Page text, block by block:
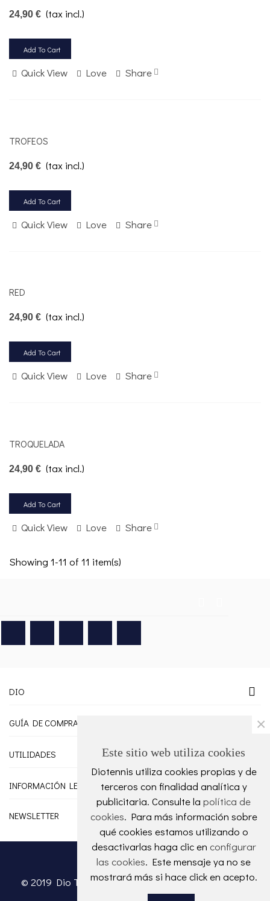
24,90 € (tax incl.)
Add To Cart
Quick View Love Share
TROFEOS
24,90 € (tax incl.)
Add To Cart
Quick View Love Share
RED
24,90 € (tax incl.)
Add To Cart
Quick View Love Share
TROQUELADA
24,90 € (tax incl.)
Add To Cart
Quick View Love Share
Showing 1-11 of 11 item(s)
DIO
GUÍA DE COMPRA
UTILIDADES
INFORMACIÓN LEGAL
NEWSLETTER
© 2019 Dio Tennis Powered by Doctores Web ™. All
Rights Reserved
Este sitio web utiliza cookies
Diotennis utiliza cookies propias y de
terceros con finalidad analítica y
publicitaria. Consulte la política de
cookies. Para más información sobre
qué cookies estamos utilizando o
desactivarlas haga clic en configurar
las cookies. Este mensaje ya no se
mostrará más si hace click en acepto.
×